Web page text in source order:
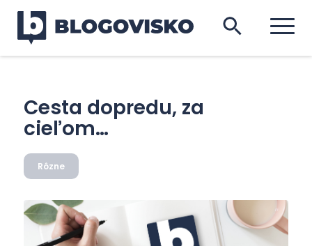
Cesta dopredu, za
cieľom…
Rôzne